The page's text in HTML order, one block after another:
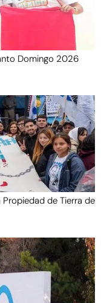
Domingo 2026
de Tierra de